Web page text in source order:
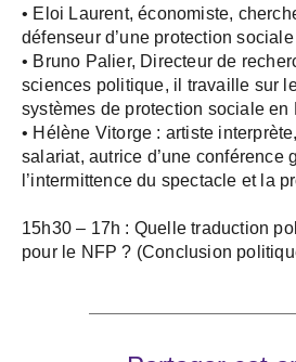
• Eloi Laurent, économiste,
défenseur d’une protection
• Bruno Palier, Directeur de
sciences politique, il travaille sur
systèmes de protection sociale en
• Hélène Vitorge : artiste
salariat, autrice d’une conférence
l’intermittence du spectacle et la
15h30 – 17h : Quelle traduction
pour le NFP ? (Conclusion